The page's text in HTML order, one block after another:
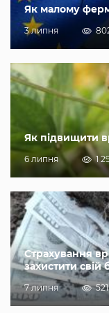
Як малому
3 липня
Як підвищити
6 липня 1
Страхування
захистити свій
7 липня 521